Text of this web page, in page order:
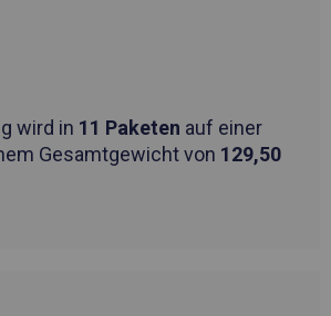
wird in 11 Paketen auf einer
Gesamtgewicht von 129,50